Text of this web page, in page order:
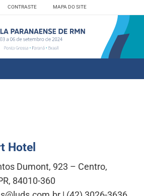
CONTRASTE MAPA DO SITE
Hotel
Dumont, 923 – Centro,
84010-360